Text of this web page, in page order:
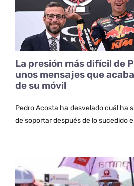
La presión más difícil de
unos mensajes que
de su móvil
Pedro Acosta ha desvelado cuál ha
de soportar después de lo sucedido